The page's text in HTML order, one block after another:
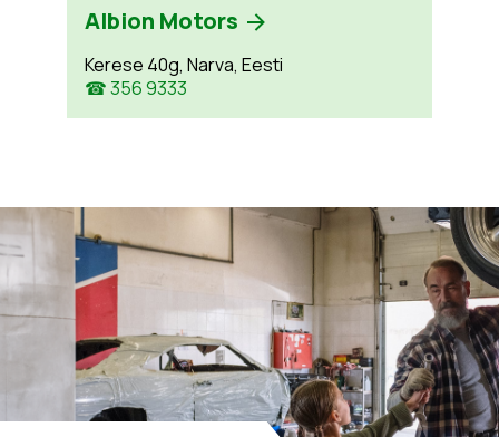
Albion Motors
Kerese 40g, Narva, Eesti
☎ 356 9333